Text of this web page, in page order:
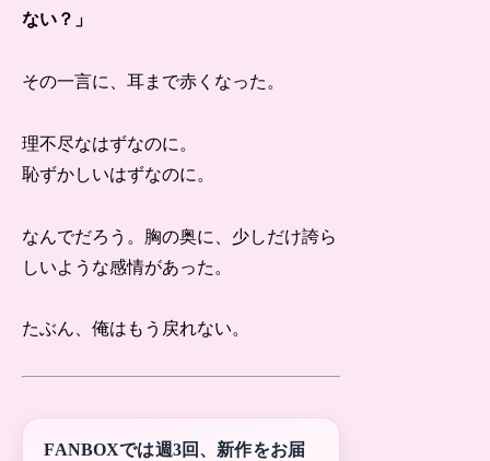
ない？」
その一言に、耳まで赤くなった。
理不尽なはずなのに。
恥ずかしいはずなのに。
なんでだろう。胸の奥に、少しだけ誇ら
しいような感情があった。
たぶん、俺はもう戻れない。
FANBOXでは週3回、新作をお届